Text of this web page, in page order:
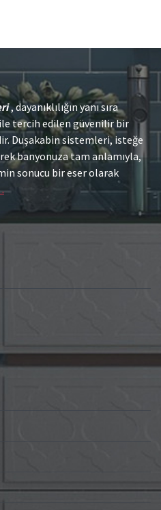
, dayanıklılığın yanı sıra
tercih edilen güvenilir bir
Duşakabin sistemleri, isteğe
banyonuza tam anlamıyla,
sonucu bir eser olarak